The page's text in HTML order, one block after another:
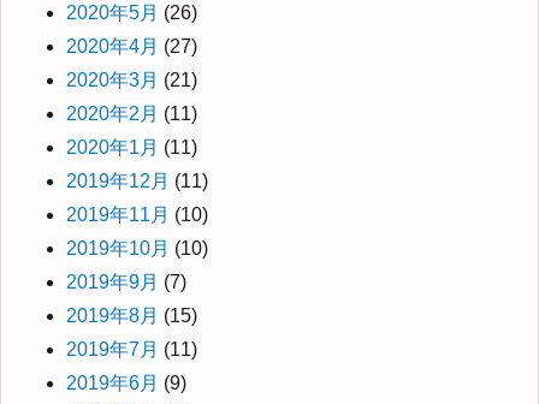
2020年5月 (26)
2020年4月 (27)
2020年3月 (21)
2020年2月 (11)
2020年1月 (11)
2019年12月 (11)
2019年11月 (10)
2019年10月 (10)
2019年9月 (7)
2019年8月 (15)
2019年7月 (11)
2019年6月 (9)